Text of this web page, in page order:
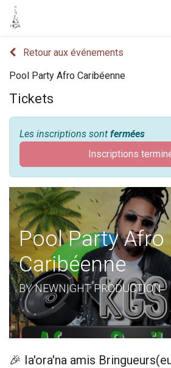
Retour aux événements
Pool Party Afro Caribéenne
Tickets
Les inscriptions sont fermées
Inscriptions
Pool Party Afro
Caribéenne
BY NEWNIGHT PRODUCTION
🎉 Ia'ora'na amis